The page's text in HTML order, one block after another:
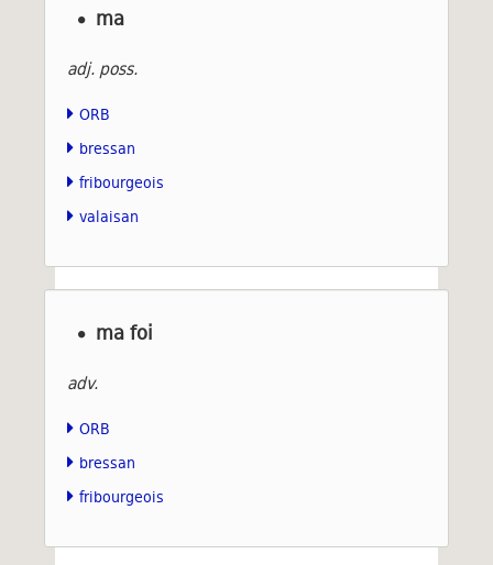
ma
adj. poss.
ORB
bressan
fribourgeois
valaisan
ma foi
adv.
ORB
bressan
fribourgeois